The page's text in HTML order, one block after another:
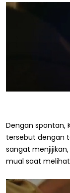
Dengan spontan,
tersebut dengan
sangat
mual saat